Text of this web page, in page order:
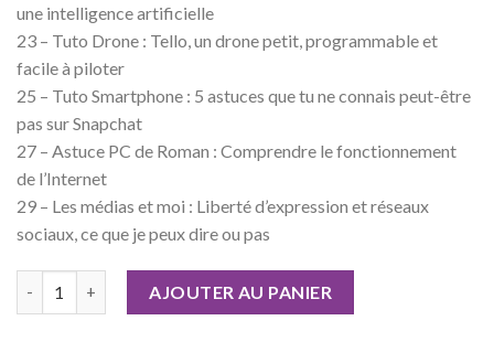
une intelligence artificielle
23 – Tuto Drone : Tello, un drone petit, programmable et
facile à piloter
25 – Tuto Smartphone : 5 astuces que tu ne connais peut-être
pas sur Snapchat
27 – Astuce PC de Roman : Comprendre le fonctionnement
de l’Internet
29 – Les médias et moi : Liberté d’expression et réseaux
sociaux, ce que je peux dire ou pas
AJOUTER AU PANIER